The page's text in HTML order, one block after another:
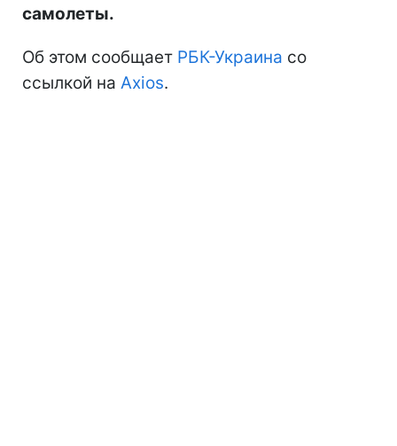
самолеты.
Об этом сообщает РБК-Украина со
ссылкой на Axios.